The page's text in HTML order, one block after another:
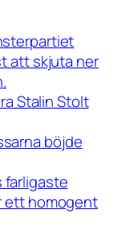
att skjuta ner
Stalin Stolt
böjde
farligaste
ett homogent